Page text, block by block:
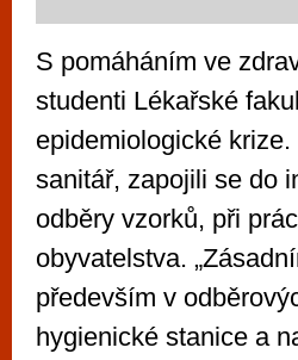
S pomáháním ve
studenti Lékařské
epidemiologické
sanitář, zapojili se do
odběry vzorků, při
obyvatelstva.
především v
hygienické stanice a